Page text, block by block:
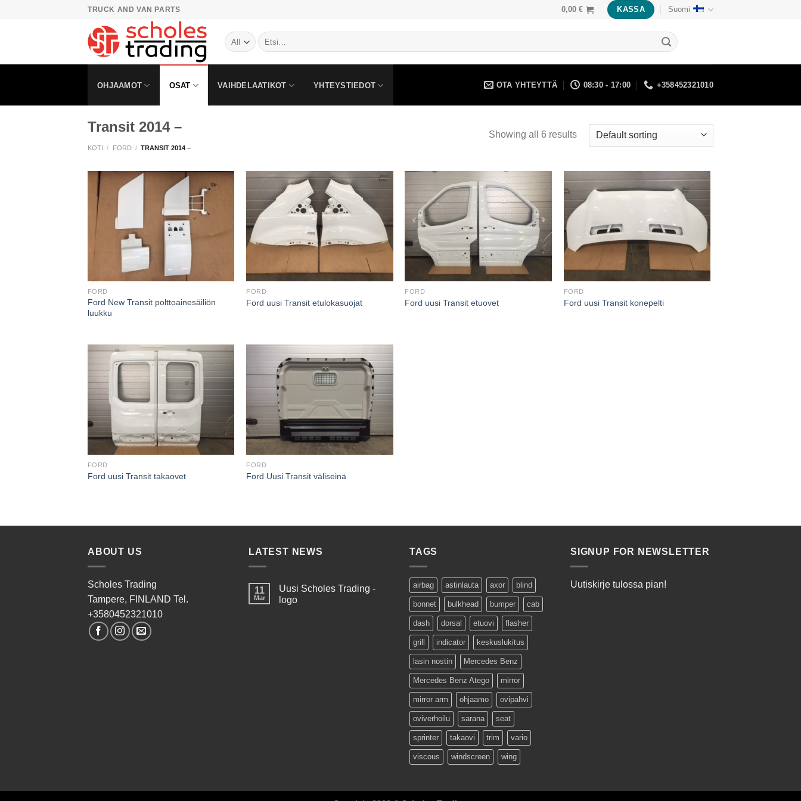
TRUCK AND VAN PARTS 0,00€ KASSA Suomi
OHJAAMOT OSAT VAIHDELAATIKOT YHTEYSTIEDOT OTA YHTEYTTÄ 08:30 - 17:00 +358452321010
Transit 2014 –
KOTI / FORD / TRANSIT 2014 –
Showing all 6 results
FORD
Ford New Transit polttoainesäiliön
luukku
FORD
Ford uusi Transit etulokasuojat
FORD
Ford uusi Transit etuovet
FORD
Ford uusi Transit konepelti
FORD
Ford uusi Transit takaovet
FORD
Ford Uusi Transit väliseinä
ABOUT US
Scholes Trading
Tampere, FINLAND Tel.
+3580452321010
LATEST NEWS
11
Mar
Uusi Scholes Trading -
logo
TAGS
airbag astinlauta axor blind
bonnet bulkhead bumper cab
dash dorsal etuovi flasher
grill indicator keskuslukitus
lasin nostin Mercedes Benz
Mercedes Benz Atego mirror
mirror arm ohjaamo ovipahvi
oviverhoilu sarana seat
sprinter takaovi trim vario
viscous windscreen wing
SIGNUP FOR NEWSLETTER
Uutiskirje tulossa pian!